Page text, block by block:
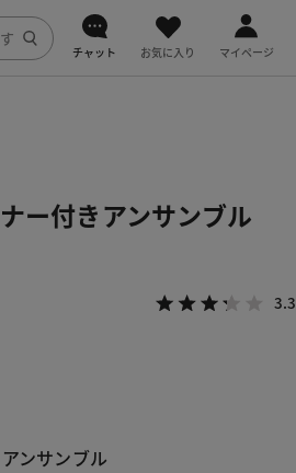
チャット お気に入り マイページ
ー付きアンサンブル
3.3
ンサンブル